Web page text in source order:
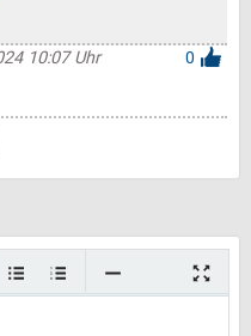
10:07 Uhr
0